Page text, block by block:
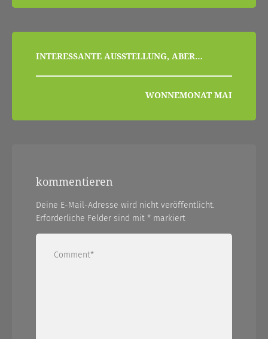
beitragsnavigation
INTERESSANTE AUSSTELLUNG, ABER…
WONNEMONAT MAI
kommentieren
Deine E-Mail-Adresse wird nicht veröffentlicht.
Erforderliche Felder sind mit * markiert